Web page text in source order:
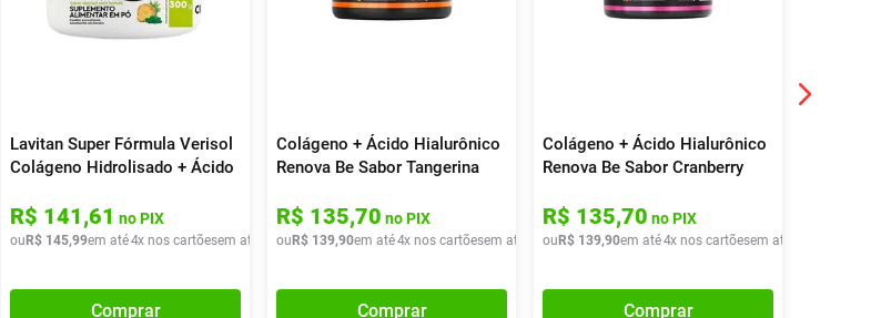
x deR$ 33,30
Lavitan Super Fórmula Verisol
Colágeno Hidrolisado + Ácido
Com Hortelã 300g
R$ 141,61 no PIX
ou R$ 145,99em até4x nos cartõesem até x de R$ 36,49
Comprar
Colágeno + Ácido Hialurônico
Renova Be Sabor Tangerina
R$ 135,70 no PIX
ou R$ 139,90em até4x nos cartõesem até x de R$ 34,97
Comprar
Colágeno + Ácido Hialurônico
Renova Be Sabor Cranberry
R$ 135,70 no PIX
ou R$ 139,90em até4x nos cartõesem até
Comprar